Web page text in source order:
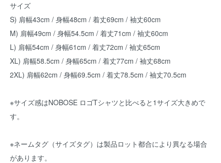
サイズ
S) 肩幅43cm / 身幅48cm / 着丈69cm / 袖丈60cm
M) 肩幅49cm / 身幅54.5cm / 着丈71cm / 袖丈60cm
L) 肩幅54cm / 身幅61cm / 着丈72cm / 袖丈65cm
XL) 肩幅58.5cm / 身幅65cm / 着丈77cm / 袖丈68cm
2XL) 肩幅62cm / 身幅69.5cm / 着丈78.5cm / 袖丈70.5cm
※サイズ感はNOBOSE ロゴTシャツと比べると1サイズ大きめで
す。
※ネームタグ（サイズタグ）は製品ロット都合により異なる場合
があります。